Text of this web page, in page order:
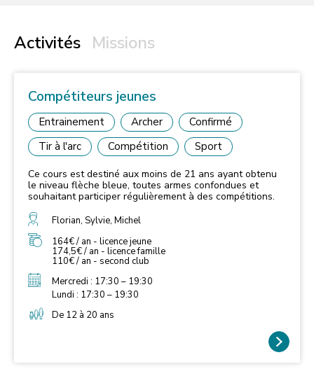
Activités Missions
Compétiteurs jeunes
Entrainement Archer
Confirmé
Tir à l'arc
Compétition Sport
Ce cours est destiné aux moins de 21 ans ayant obtenu
le niveau flèche bleue, toutes armes confondues et
souhaitant participer régulièrement à des compétitions.
Florian, Sylvie, Michel
164€ / an - licence jeune
174,5€ / an - licence famille
110€ / an - second club
Mercredi : 17:30 – 19:30
Lundi : 17:30 – 19:30
De 12 à 20 ans